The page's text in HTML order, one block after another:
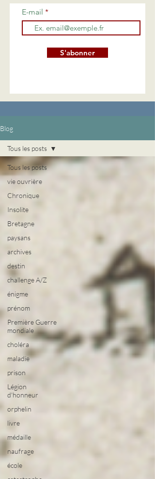
E-mail
S'abonner
Blog
Tous les posts
vie ouvrière
Chronique
Insolite
Bretagne
paysans
archives
destin
challenge A/Z
énigme
prénom
Première Guerre
mondiale
choléra
maladie
prison
Légion
d'honneur
orphelin
livre
médaille
naufrage
école
Tous les posts